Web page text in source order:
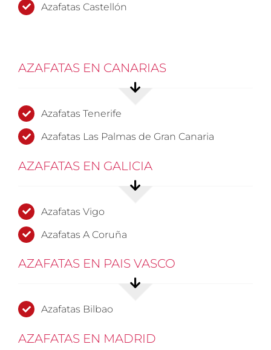
Azafatas Castellón
AZAFATAS EN CANARIAS
Azafatas Tenerife
Azafatas Las Palmas de Gran Canaria
AZAFATAS EN GALICIA
Azafatas Vigo
Azafatas A Coruña
AZAFATAS EN PAIS VASCO
Azafatas Bilbao
AZAFATAS EN MADRID